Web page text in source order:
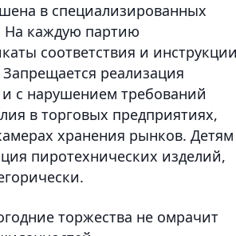
в специализированных
На каждую партию
соответствия и
реализация
и с нарушением требований
в торговых предприятиях,
хранения рынков. Детям
пиротехнических изделий,
торжества не омрачит